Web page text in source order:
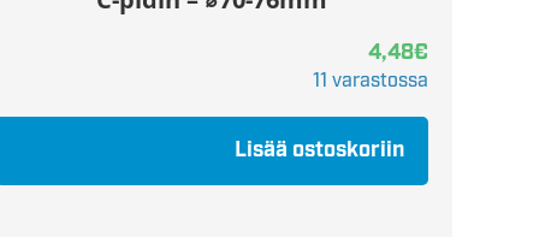
4,48€
11 varastossa
Lisää ostoskoriin